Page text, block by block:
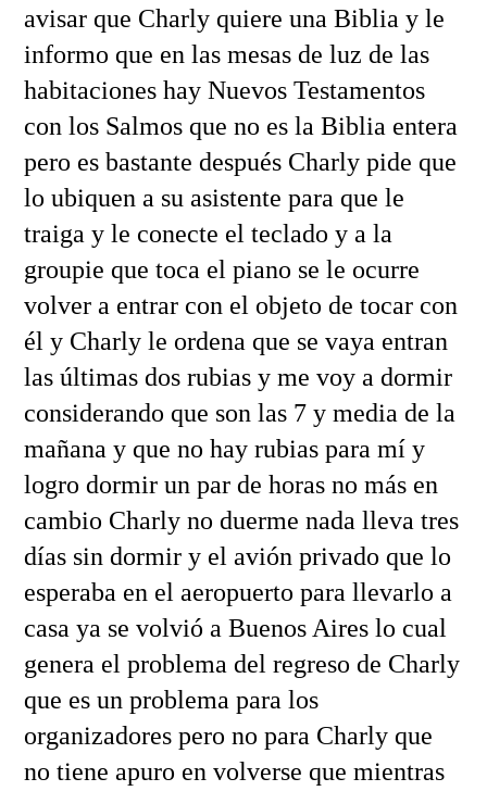
avisar que Charly quiere una Biblia y le
informo que en las mesas de luz de las
habitaciones hay Nuevos Testamentos
con los Salmos que no es la Biblia entera
pero es bastante después Charly pide que
lo ubiquen a su asistente para que le
traiga y le conecte el teclado y a la
groupie que toca el piano se le ocurre
volver a entrar con el objeto de tocar con
él y Charly le ordena que se vaya entran
las últimas dos rubias y me voy a dormir
considerando que son las 7 y media de la
mañana y que no hay rubias para mí y
logro dormir un par de horas no más en
cambio Charly no duerme nada lleva tres
días sin dormir y el avión privado que lo
esperaba en el aeropuerto para llevarlo a
casa ya se volvió a Buenos Aires lo cual
genera el problema del regreso de Charly
que es un problema para los
organizadores pero no para Charly que
no tiene apuro en volverse que mientras